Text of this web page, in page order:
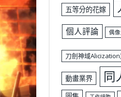
五等分的花嫁
個人評論 偶
刀劍神域
動畫業界 同